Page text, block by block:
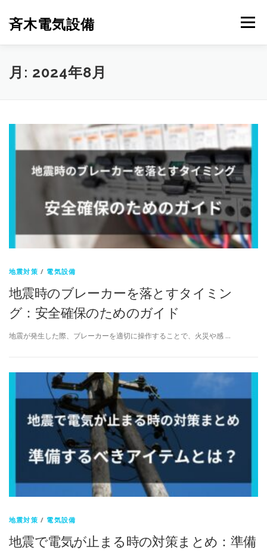
斉木電気設備 メニュー
斉木電気設備について
月: 2024年8月
地震対策 / 電気設備
地震時のブレーカーを落とすタイミン
グ：安全確保のためのガイド
地震が発生した際、ブレーカーを適切に操作することで、火災や感 …
地震対策 / 電気設備
地震で電気が止まる時の対策まとめ：準備